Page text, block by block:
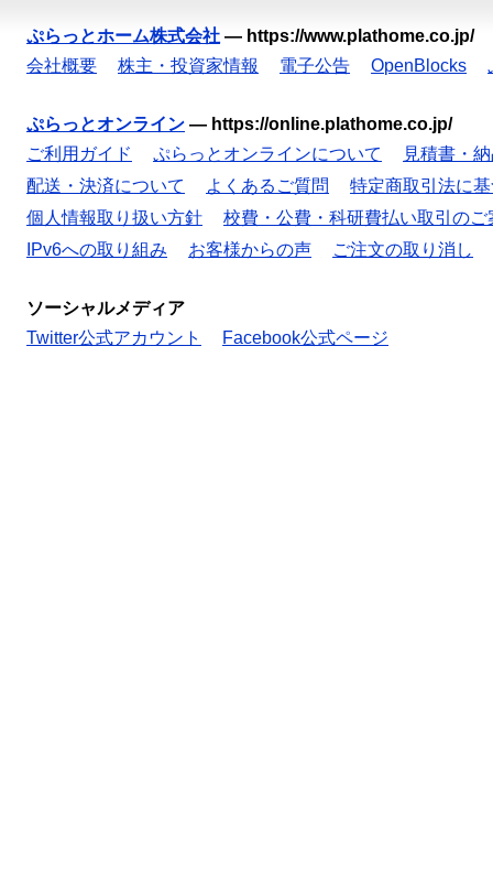
ぷらっとホーム株式会社 — https://www.plathome.co.jp/
会社概要
株主・投資家情報 電子公告 OpenBlocks
ぷらっとオンライン — https://online.plathome.co.jp/
ご利用ガイド
ぷらっとオンラインについて
見積書・
配送・決済について
よくあるご質問
特定商取引法に
個人情報取り扱い方針
校費・公費・科研費払い取引のご
IPv6への取り組み
お客様からの声 ご注文の取り消し
ソーシャルメディア
Twitter公式アカウント
Facebook公式ページ